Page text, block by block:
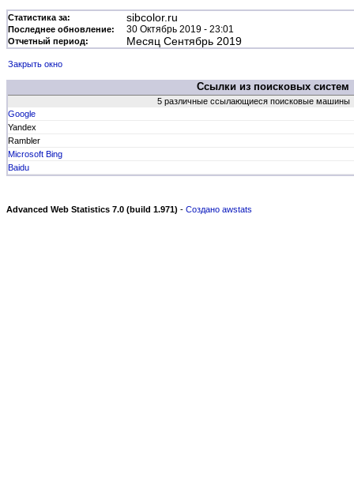
Статистика за: sibcolor.ru
Последнее обновление: 30 Октябрь 2019 - 23:01
Отчетный период: Месяц Сентябрь 2019
Закрыть окно
Ссылки из поисковых систем
5 различные ссылающиеся поисковые машины
Google
Yandex
Rambler
Microsoft Bing
Baidu
Advanced Web Statistics 7.0 (build 1.971) - Создано awstats